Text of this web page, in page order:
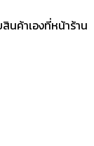
นค้าเองที่หน้าร้าน